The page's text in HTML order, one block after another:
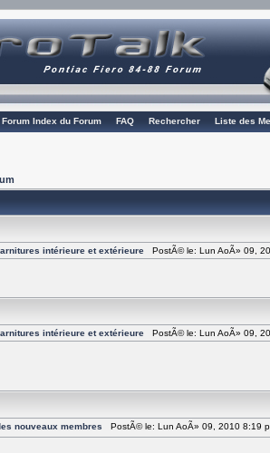
Index du Forum FAQ Rechercher Liste des
intérieure et extérieurePostÃ© le: Lun AoÃ» 09,
intérieure et extérieurePostÃ© le: Lun AoÃ» 09,
nouveaux membres PostÃ© le: Lun AoÃ» 09, 2010 8:19